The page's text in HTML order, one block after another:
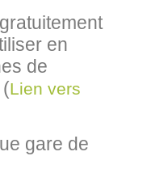
en
de
Lien vers
gare de